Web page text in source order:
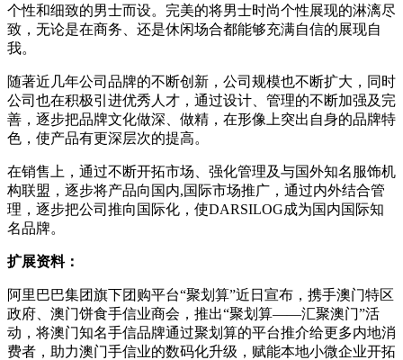
个性和细致的男士而设。完美的将男士时尚个性展现的淋漓尽
致，无论是在商务、还是休闲场合都能够充满自信的展现自
我。
随著近几年公司品牌的不断创新，公司规模也不断扩大，同时
公司也在积极引进优秀人才，通过设计、管理的不断加强及完
善，逐步把品牌文化做深、做精，在形像上突出自身的品牌特
色，使产品有更深层次的提高。
在销售上，通过不断开拓市场、强化管理及与国外知名服饰机
构联盟，逐步将产品向国内,国际市场推广，通过内外结合管
理，逐步把公司推向国际化，使DARSILOG成为国内国际知
名品牌。
扩展资料：
阿里巴巴集团旗下团购平台“聚划算”近日宣布，携手澳门特区
政府、澳门饼食手信业商会，推出“聚划算——汇聚澳门”活
动，将澳门知名手信品牌通过聚划算的平台推介给更多内地消
费者，助力澳门手信业的数码化升级，赋能本地小微企业开拓